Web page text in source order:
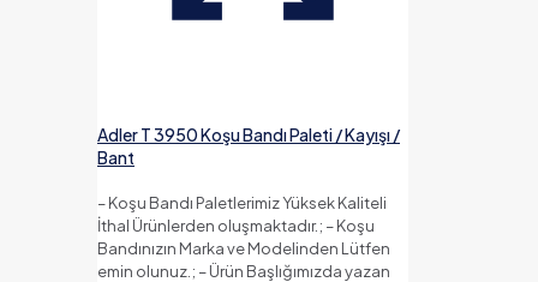
Adler T 3950 Koşu Bandı Paleti / Kayışı /
Bant
– Koşu Bandı Paletlerimiz Yüksek Kaliteli
İthal Ürünlerden oluşmaktadır.; – Koşu
Bandınızın Marka ve Modelinden Lütfen
emin olunuz.; – Ürün Başlığımızda yazan